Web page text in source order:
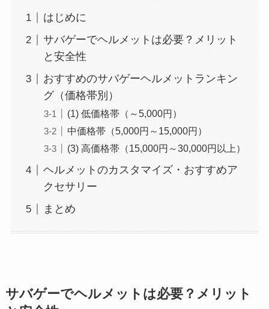
はじめに
サバゲーでヘルメットは必要？メリット
と安全性
おすすめのサバゲーヘルメットランキン
グ（価格帯別）
(1) 低価格帯（～5,000円）
中価格帯（5,000円～15,000円）
(3) 高価格帯（15,000円～30,000円以上）
ヘルメットのカスタマイズ・おすすめア
クセサリー
まとめ
サバゲーでヘルメットは必要？メリット